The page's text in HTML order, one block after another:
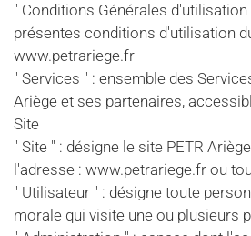
" Conditions Générales d'utilisation
présentes conditions d'utilisation
www.petrariege.fr
" Services " : ensemble des
Ariège et ses partenaires,
Site
" Site " : désigne le site PETR
l'adresse : www.petrariege.fr ou
" Utilisateur " : désigne toute
morale qui visite une ou plusieurs